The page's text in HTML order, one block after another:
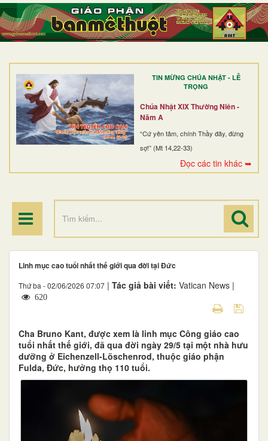
TIN MỪNG CHÚA NHẬT - LỄ
TRỌNG
Chúa Nhật XIX Thường Niên -
Năm A
“Cứ yên tâm, chính Thầy đây, đừng
sợ!” (Mt 14,22-33)
Đọc các tin khác ➥
TRANG NHẤT
GIỚI THIỆU
DÒNG TU
BAN MỤC VỤ
ĐOÀN THỂ CG
ĐIỂM HÀNH HƯƠNG
Linh mục cao tuổi nhất thế giới qua đời tại Đức
Thứ ba - 02/06/2026 07:07 | Tác giả bài viết: Vatican News |
620
Cha Bruno Kant, được xem là linh mục Công giáo cao
tuổi nhất thế giới, đã qua đời ngày 29/5 tại một nhà hưu
dưỡng ở Eichenzell-Löschenrod, thuộc giáo phận
Fulda, Đức, hưởng thọ 110 tuổi.